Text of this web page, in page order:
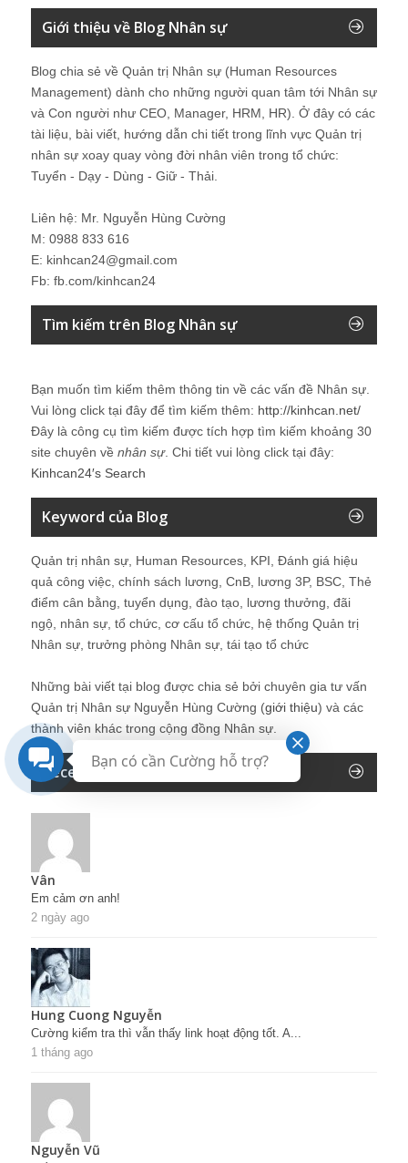
Giới thiệu về Blog Nhân sự
Blog chia sẻ về Quản trị Nhân sự (Human Resources
Management) dành cho những người quan tâm tới Nhân sự
và Con người như CEO, Manager, HRM, HR). Ở đây có các
tài liệu, bài viết, hướng dẫn chi tiết trong lĩnh vực Quản trị
nhân sự xoay quay vòng đời nhân viên trong tổ chức:
Tuyển - Dạy - Dùng - Giữ - Thải.
Liên hệ: Mr. Nguyễn Hùng Cường
M: 0988 833 616
E: kinhcan24@gmail.com
Fb: fb.com/kinhcan24
Tìm kiếm trên Blog Nhân sự
Bạn muốn tìm kiếm thêm thông tin về các vấn đề Nhân sự
Vui lòng click tại đây để tìm kiếm thêm: http://kinhcan.net/
Đây là công cụ tìm kiếm được tích hợp tìm kiếm khoảng 30
site chuyên về nhân sự. Chi tiết vui lòng click tại đây:
Kinhcan24′s Search
Keyword của Blog
Quản trị nhân sự, Human Resources, KPI, Đánh giá hiệu
quả công việc, chính sách lương, CnB, lương 3P, BSC, Thẻ
điểm cân bằng, tuyển dụng, đào tạo, lương thưởng, đãi
ngộ, nhân sự, tổ chức, cơ cấu tổ chức, hệ thống Quản trị
Nhân sự, trưởng phòng Nhân sự, tái tạo tổ chức
Những bài viết tại blog được chia sẻ bởi chuyên gia tư vấn
Quản trị Nhân sự Nguyễn Hùng Cường (giới thiệu) và các
thành viên khác trong cộng đồng Nhân sự.
Recent Comments
Vân
Em cảm ơn anh!
2 ngày ago
Hung Cuong Nguyễn
Cường kiểm tra thì vẫn thấy link hoạt động tốt. A...
1 tháng ago
Nguyễn Vũ
Bạn có cần Cường hỗ trợ?